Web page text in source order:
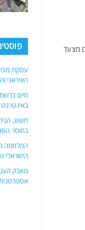
מצעד
האיראני
באינטרנט
חשש,
בחוסר